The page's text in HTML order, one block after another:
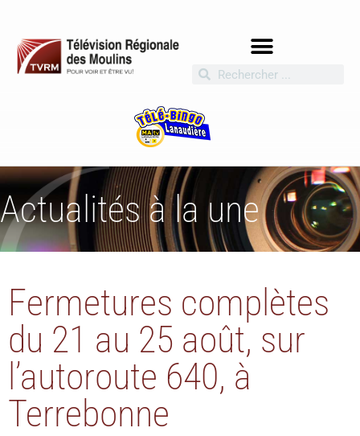
Actualités à la une
Fermetures complètes
du 21 au 25 août, sur
l’autoroute 640, à
Terrebonne